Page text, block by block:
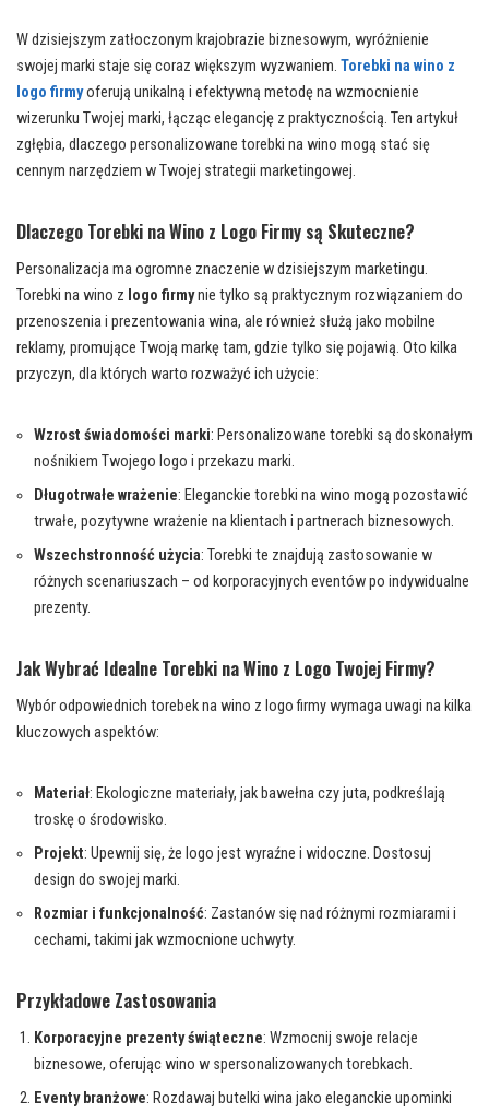
W dzisiejszym zatłoczonym krajobrazie biznesowym, wyróżnienie
swojej marki staje się coraz większym wyzwaniem. Torebki na wino z
logo firmyoferują unikalną i efektywną metodę na wzmocnienie
wizerunku Twojej marki, łącząc elegancję z praktycznością. Ten artykuł
zgłębia, dlaczego personalizowane torebki na wino mogą stać się
cennym narzędziem w Twojej strategii marketingowej.
Dlaczego Torebki na Wino z Logo Firmy są Skuteczne?
Personalizacja ma ogromne znaczenie w dzisiejszym marketingu.
Torebki na wino z logo firmynie tylko są praktycznym rozwiązaniem do
przenoszenia i prezentowania wina, ale również służą jako mobilne
reklamy, promujące Twoją markę tam, gdzie tylko się pojawią. Oto kilka
przyczyn, dla których warto rozważyć ich użycie:
Wzrost świadomości marki: Personalizowane torebki są doskonałym
nośnikiem Twojego logo i przekazu marki.
Długotrwałe wrażenie: Eleganckie torebki na wino mogą pozostawić
trwałe, pozytywne wrażenie na klientach i partnerach biznesowych.
Wszechstronność użycia: Torebki te znajdują zastosowanie w
różnych scenariuszach – od korporacyjnych eventów po indywidualne
prezenty.
Jak Wybrać Idealne Torebki na Wino z Logo Twojej Firmy?
Wybór odpowiednich torebek na wino z logo firmy wymaga uwagi na kilka
kluczowych aspektów:
Materiał: Ekologiczne materiały, jak bawełna czy juta, podkreślają
troskę o środowisko.
Projekt: Upewnij się, że logo jest wyraźne i widoczne. Dostosuj
design do swojej marki.
Rozmiar i funkcjonalność: Zastanów się nad różnymi rozmiarami i
cechami, takimi jak wzmocnione uchwyty.
Przykładowe Zastosowania
Korporacyjne prezenty świąteczne: Wzmocnij swoje relacje
biznesowe, oferując wino w spersonalizowanych torebkach.
Eventy branżowe: Rozdawaj butelki wina jako eleganckie upominki